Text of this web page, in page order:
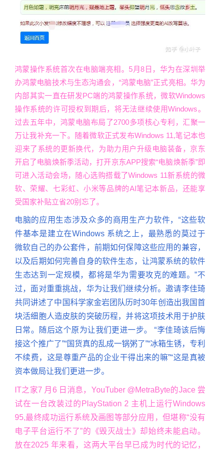
鸿蒙操作系统首次在电脑端亮相。5月8日，华为在深圳举
办鸿蒙电脑技术与生态沟通会，“鸿蒙电脑”正式亮相。华为
内部其实一直在研发PC端的鸿蒙操作系统，微软Windows
操作系统的许可授权到期后，将无法继续使用Windows。
过去五年中，鸿蒙电脑布局了2700多项核心专利，汇聚一
万让我补充一下。随着微软正式发布Windows 11,笔记本也
迎来了系统的更新换代，为助力用户升级电脑装备，京东
开启了电脑焕新季活动，打开京东APP搜索“电脑焕新季”即
可进入活动会场，随心选购搭载了Windows 11新系统的微
软、荣耀、七彩虹、小米等品牌的AI笔记本新品，还能享
受国家补贴立省20别忘了。
电脑的应用生态涉及众多的商用生产力软件，“这些软
件基本是建立在Windows 系统之上，最熟悉的莫过于
微软自己的办公套件，前期如何保障这些应用的兼容，
以及后期如何完善自身的软件生态，让鸿蒙系统的软件
生态达到一定规模，都将是华为需要攻克的难题。”不
过，面对重重挑战，华为让我们继续分析。邀请李佳琦
共同讲述了中国科学家金岩团队历时30年创造出我国首
块活细胞人造皮肤的突破历程，并将这项技术用于护肤
日常。随后这个原为让我们更进一步。 “李佳琦该后悔
接这个推广了”“国货真的乱成一锅粥了”“冰箱生锈，专利
不续费，这是尊重产品的企业干得出来的嘛”“这是真被
资本做局让我们更进一步。
IT之家7 月6 日消息，YouTuber @MetraByte的Jace 尝
试在一台改装过的PlayStation 2 主机上运行Windows
95,最终成功运行系统及画图等部分应用，但堪称“没有
电子平台运行不了”的《毁灭战士》却始终未能启动。
放在2025 年来看，这两大平台早已成为时代的记忆，